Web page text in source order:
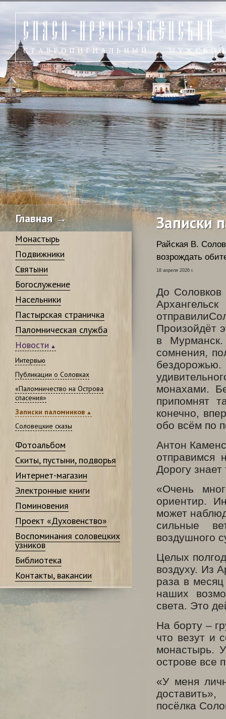
Главная →
Монастырь
Подвижники
Святыни
Богослужение
Насельники
Пастырская страничка
Паломническая служба
Новости
Интервью
Публикации о Соловках
«Паломничество на Острова
спасения»
Записки паломников
Соловецкие сказы
Фотоальбом
Скиты, пустыни, подворья
Интернет-магазин
Электронные книги
Поминовения
Проект «Духовенство»
Воспоминания соловецких
узников
Библиотека
Контакты, вакансии
Записки
Райская В.
возрождать
18 апреля 2026 г.
До Соловков
Произойдёт
в
сомнения,
бездорожью.
монахами.
припомнят
конечно,
обо всём по
Антон
отправимся
Дорогу
«Очень
ориентир.
может
сильные
воздушного
Целых
воздуху. Из
раза в
наших
света. Это
На борту –
что везут и
монастырь.
острове все
«У меня
посёлка